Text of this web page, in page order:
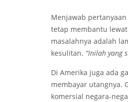
Menjawab
tetap membantu
masalahnya adalah
kesulitan. “Inilah yang
Di Amerika juga ada
membayar utangnya.
komersial negara-